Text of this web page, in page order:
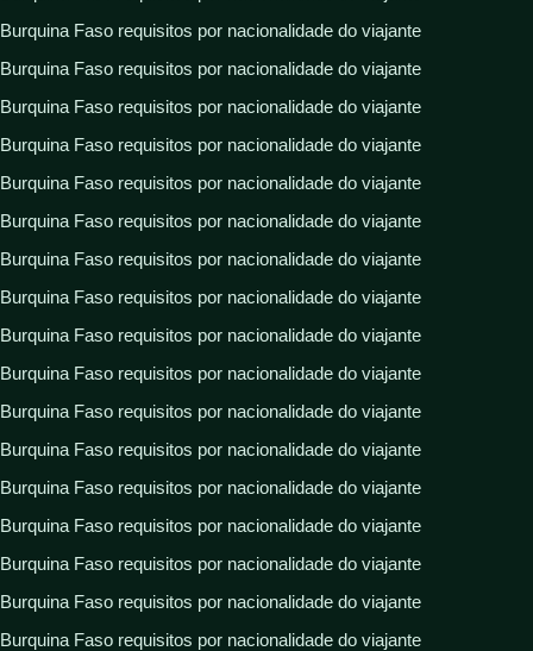
Burquina Faso requisitos por nacionalidade do viajante
Burquina Faso requisitos por nacionalidade do viajante
Burquina Faso requisitos por nacionalidade do viajante
Burquina Faso requisitos por nacionalidade do viajante
Burquina Faso requisitos por nacionalidade do viajante
Burquina Faso requisitos por nacionalidade do viajante
Burquina Faso requisitos por nacionalidade do viajante
Burquina Faso requisitos por nacionalidade do viajante
Burquina Faso requisitos por nacionalidade do viajante
Burquina Faso requisitos por nacionalidade do viajante
Burquina Faso requisitos por nacionalidade do viajante
Burquina Faso requisitos por nacionalidade do viajante
Burquina Faso requisitos por nacionalidade do viajante
Burquina Faso requisitos por nacionalidade do viajante
Burquina Faso requisitos por nacionalidade do viajante
Burquina Faso requisitos por nacionalidade do viajante
Burquina Faso requisitos por nacionalidade do viajante